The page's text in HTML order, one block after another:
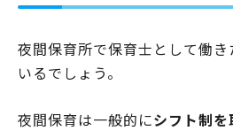
夜間保育所で保育士として働
いるでしょう。
夜間保育は一般的にシフト制